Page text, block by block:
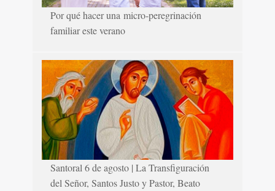
Por qué hacer una micro-peregrinación
familiar este verano
Santoral 6 de agosto | La Transfiguración
del Señor, Santos Justo y Pastor, Beato